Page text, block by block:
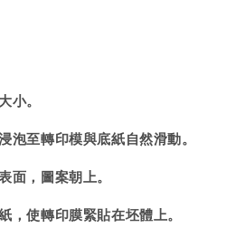
小。
泡至轉印模與底紙自然滑動。
面，圖案朝上。
使轉印膜緊貼在坯體上。